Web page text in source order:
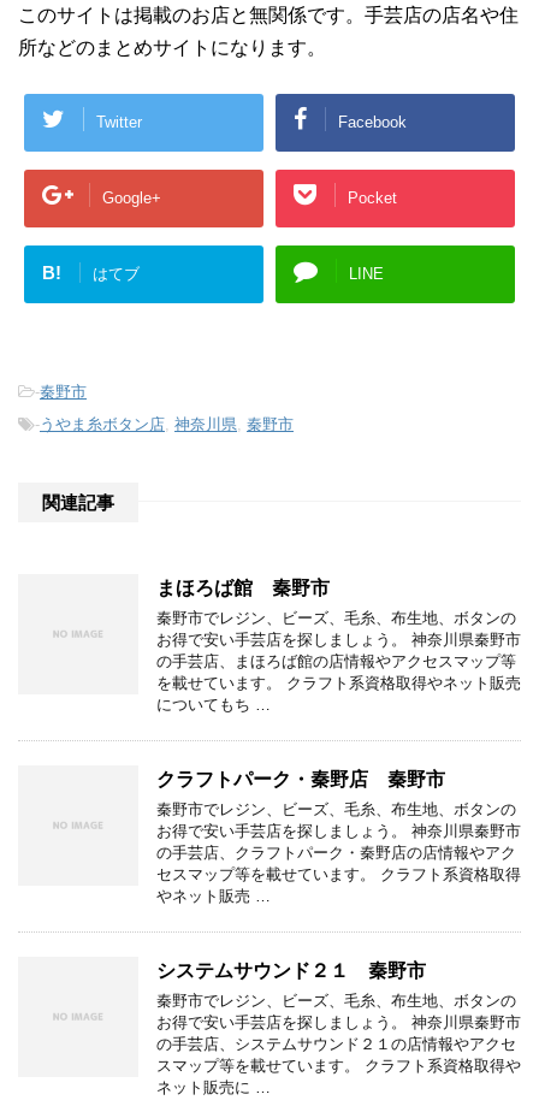
このサイトは掲載のお店と無関係です。手芸店の店名や住
所などのまとめサイトになります。
Twitter Facebook
Google+ Pocket
B! はてブ LINE
-秦野市
-うやま糸ボタン店 神奈川県 秦野市
関連記事
まほろば館 秦野市
秦野市でレジン、ビーズ、毛糸、布生地、ボタンの
お得で安い手芸店を探しましょう。 神奈川県秦野市
の手芸店、まほろば館の店情報やアクセスマップ等
を載せています。 クラフト系資格取得やネット販売
についてもち …
クラフトパーク・秦野店 秦野市
秦野市でレジン、ビーズ、毛糸、布生地、ボタンの
お得で安い手芸店を探しましょう。 神奈川県秦野市
の手芸店、クラフトパーク・秦野店の店情報やアク
セスマップ等を載せています。 クラフト系資格取得
やネット販売 …
システムサウンド２１ 秦野市
秦野市でレジン、ビーズ、毛糸、布生地、ボタンの
お得で安い手芸店を探しましょう。 神奈川県秦野市
の手芸店、システムサウンド２１の店情報やアクセ
スマップ等を載せています。 クラフト系資格取得や
ネット販売に …